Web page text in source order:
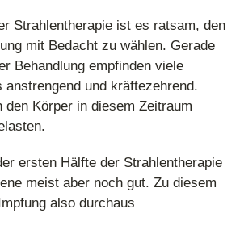
Strahlentherapie ist es ratsam, den
mit Bedacht zu wählen. Gerade
Behandlung empfinden viele
anstrengend und kräftezehrend.
den Körper in diesem Zeitraum
ersten Hälfte der Strahlentherapie
meist aber noch gut. Zu diesem
also durchaus